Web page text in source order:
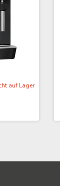
auf Lager